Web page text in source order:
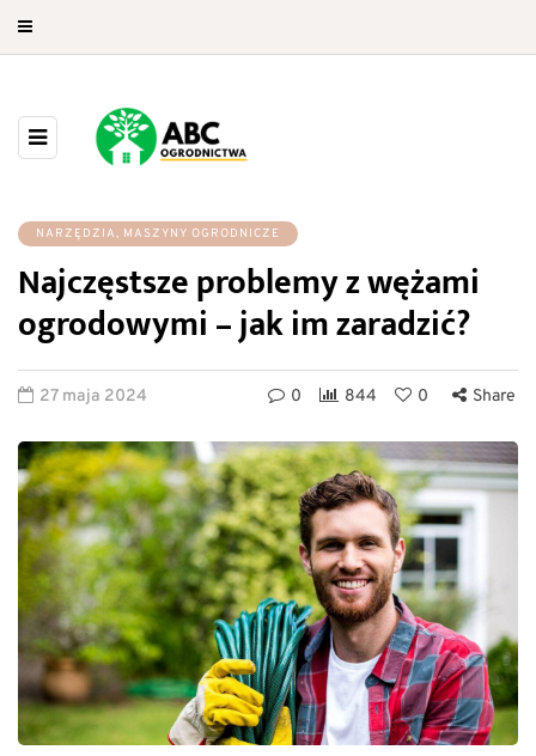
NARZĘDZIA, MASZYNY OGRODNICZE
Najczęstsze problemy z wężami
ogrodowymi – jak im zaradzić?
27 maja 2024 0 844 0 Share